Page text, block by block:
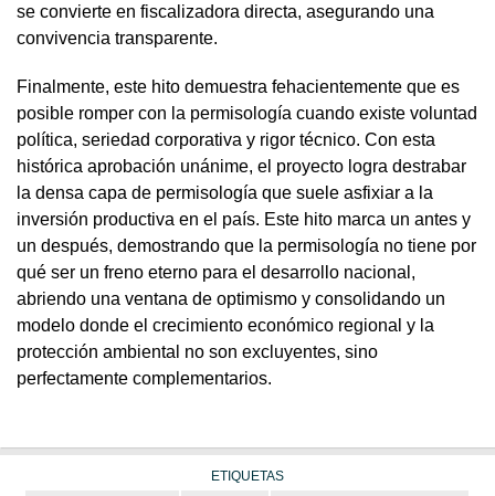
se convierte en fiscalizadora directa, asegurando una
convivencia transparente.
Finalmente, este hito demuestra fehacientemente que es
posible romper con la permisología cuando existe voluntad
política, seriedad corporativa y rigor técnico. Con esta
histórica aprobación unánime, el proyecto logra destrabar
la densa capa de permisología que suele asfixiar a la
inversión productiva en el país. Este hito marca un antes y
un después, demostrando que la permisología no tiene por
qué ser un freno eterno para el desarrollo nacional,
abriendo una ventana de optimismo y consolidando un
modelo donde el crecimiento económico regional y la
protección ambiental no son excluyentes, sino
perfectamente complementarios.
ETIQUETAS